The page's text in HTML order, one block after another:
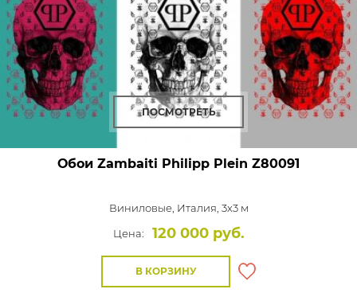
ПОСМОТРЕТЬ
Обои Zambaiti Philipp Plein Z80091
Виниловые, Италия, 3x3 м
Цена:
120 000 руб.
В КОРЗИНУ